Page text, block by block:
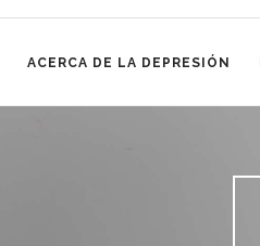
ACERCA DE LA DEPRESIÓN